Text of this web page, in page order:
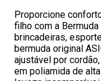
Proporcione
filho com a
brincadeiras,
bermuda original
ajustável por
em poliamida de